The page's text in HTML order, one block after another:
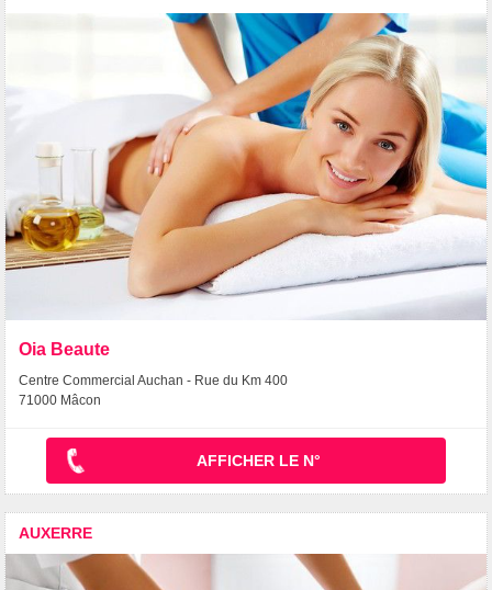
Oia Beaute
Centre Commercial Auchan - Rue du Km 400
71000 Mâcon
AFFICHER LE N°
AUXERRE